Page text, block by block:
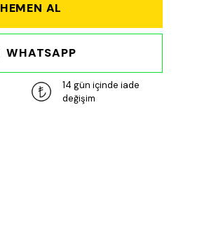
HEMEN AL
WHATSAPP
14 gün içinde iade
değişim